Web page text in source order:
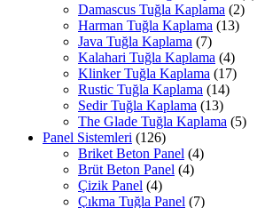
Damascus Tuğla Kaplama (2)
Harman Tuğla Kaplama (13)
Java Tuğla Kaplama (7)
Kalahari Tuğla Kaplama (4)
Klinker Tuğla Kaplama (17)
Rustic Tuğla Kaplama (14)
Sedir Tuğla Kaplama (13)
The Glade Tuğla Kaplama (5)
Panel Sistemleri (126)
Briket Beton Panel (4)
Brüt Beton Panel (4)
Çizik Panel (4)
Çıkma Tuğla Panel (7)